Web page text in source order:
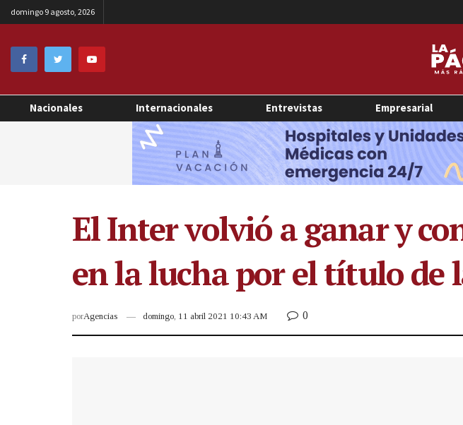
domingo 9 agosto, 2026
Nacionales Internacionales Entrevistas Empresarial
El Inter volvió a ganar y
en la lucha por el título de
porAgencias domingo, 11 abril 2021 10:43 AM 0